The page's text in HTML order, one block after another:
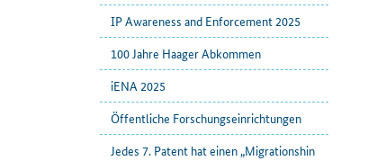
IP Awareness and Enforcement 2025
100 Jahre Haager Abkommen
iENA 2025
Öffentliche Forschungseinrichtungen
Jedes 7. Patent hat einen „Migrationshin